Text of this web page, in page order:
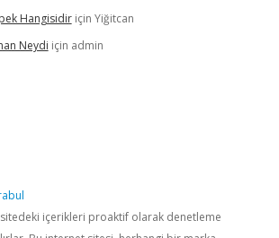
Hangisidiriçin Yiğitcan
Neydi için admin
sitedeki içerikleri proaktif olarak denetleme